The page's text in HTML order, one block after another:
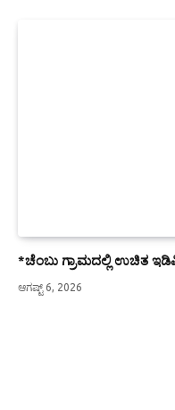
*ಚೆಂಬು ಗ್ರಾಮದಲ್ಲಿ ಉಚಿತ
ಆಗಷ್ಟ್ 6, 2026